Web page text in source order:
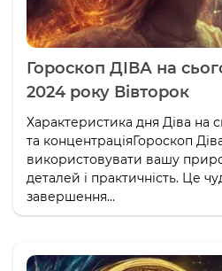
Гороскоп ДІВА на
2024 року Вівторок
Характеристика дня Діва на
та концентраціяГороскоп
використовувати вашу
деталей і практичність. Це
завершення...